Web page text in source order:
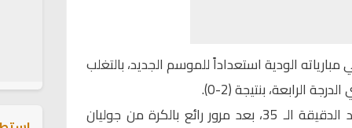
مبارياته الودية استعداداً للموسم الجديد، بالتغلب
الرابعة، بنتيجة (2-0).
تقدم دورتموند بالهدف الأول عند الدقيقة الـ 35، بعد مرور رائع بالكرة من جوليان